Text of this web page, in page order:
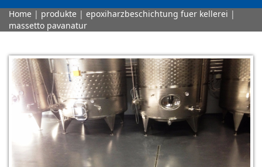
Home | produkte | epoxiharzbeschichtung fuer kellerei |
massetto pavanatur